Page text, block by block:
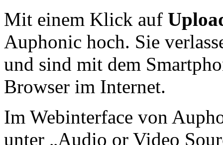
Mit einem Klick auf
Auphonic hoch. Sie
und sind mit dem
Browser im Internet.
Im Webinterface von
unter „Audio or Video